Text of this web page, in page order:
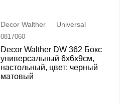
Decor Walther Universal
0817060
Decor Walther DW 362 Бокс
универсальный 6x6x9см,
настольный, цвет: черный
матовый